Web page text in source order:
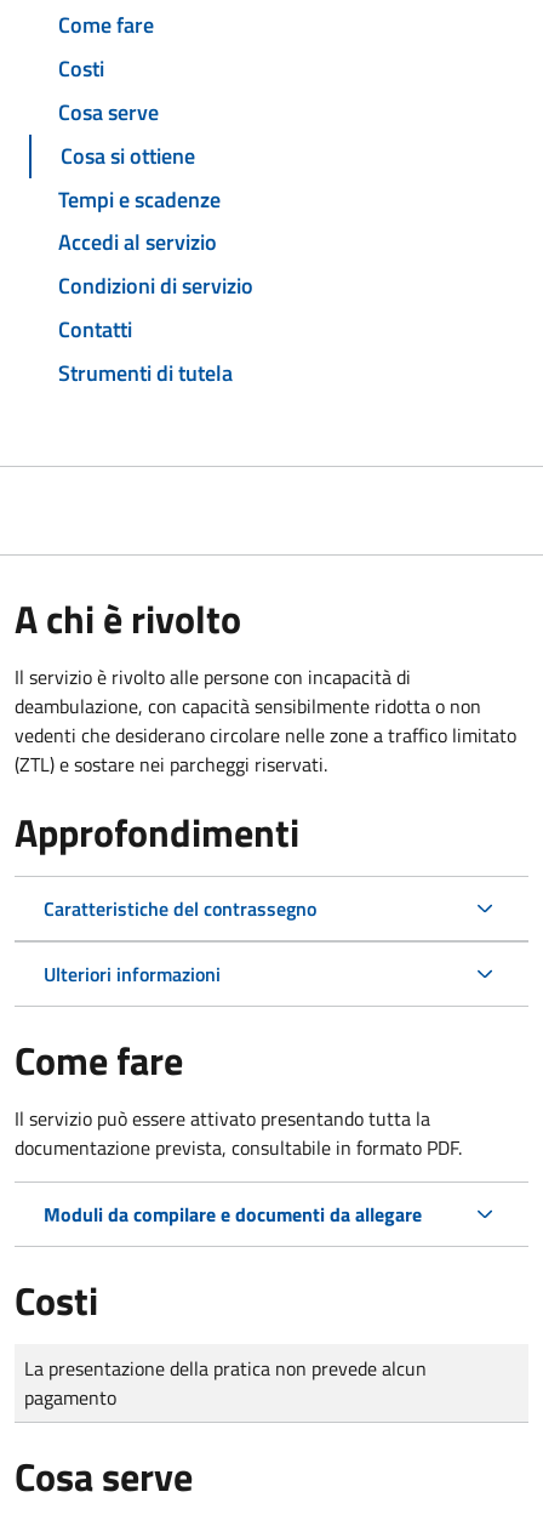
Come fare
Costi
Cosa serve
Cosa si ottiene
Tempi e scadenze
Accedi al servizio
Condizioni di servizio
Contatti
Strumenti di tutela
A chi è rivolto
Il servizio è rivolto alle persone con incapacità di
deambulazione, con capacità sensibilmente ridotta o non
vedenti che desiderano circolare nelle zone a traffico limitato
(ZTL) e sostare nei parcheggi riservati.
Approfondimenti
Caratteristiche del contrassegno
Ulteriori informazioni
Come fare
Il servizio può essere attivato presentando tutta la
documentazione prevista, consultabile in formato PDF.
Moduli da compilare e documenti da allegare
Costi
Tipo di pagamento
Importo
La presentazione della pratica non prevede alcun
pagamento
Cosa serve